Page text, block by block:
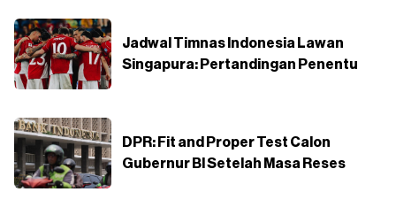
Jadwal Timnas Indonesia Lawan
Singapura: Pertandingan Penentu
DPR: Fit and Proper Test Calon
Gubernur BI Setelah Masa Reses